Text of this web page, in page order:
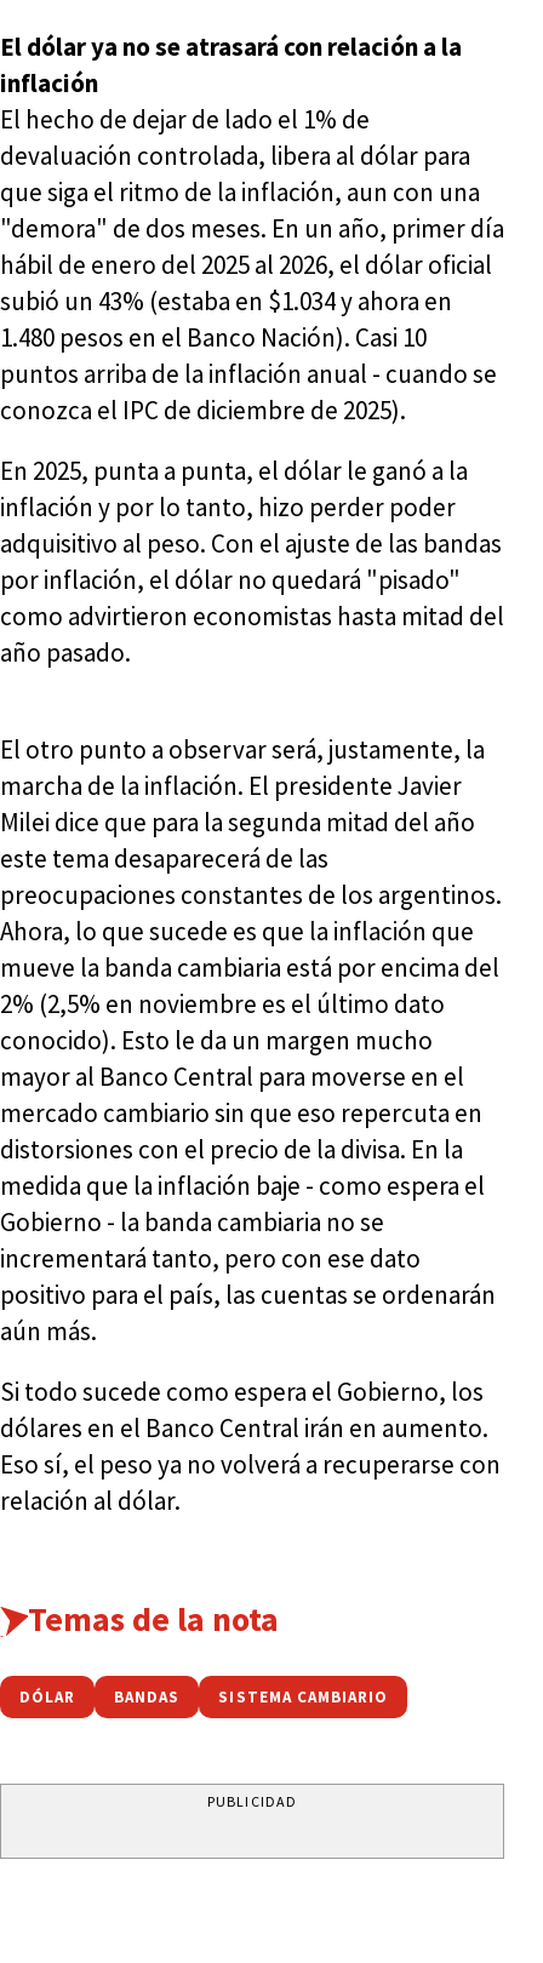
El dólar ya no se atrasará con relación a la
inflación
El hecho de dejar de lado el 1% de
devaluación controlada, libera al dólar para
que siga el ritmo de la inflación, aun con una
"demora" de dos meses. En un año, primer día
hábil de enero del 2025 al 2026, el dólar oficial
subió un 43% (estaba en $1.034 y ahora en
1.480 pesos en el Banco Nación). Casi 10
puntos arriba de la inflación anual - cuando se
conozca el IPC de diciembre de 2025).
En 2025, punta a punta, el dólar le ganó a la
inflación y por lo tanto, hizo perder poder
adquisitivo al peso. Con el ajuste de las bandas
por inflación, el dólar no quedará "pisado"
como advirtieron economistas hasta mitad del
año pasado.
El otro punto a observar será, justamente, la
marcha de la inflación. El presidente Javier
Milei dice que para la segunda mitad del año
este tema desaparecerá de las
preocupaciones constantes de los argentinos.
Ahora, lo que sucede es que la inflación que
mueve la banda cambiaria está por encima del
2% (2,5% en noviembre es el último dato
conocido). Esto le da un margen mucho
mayor al Banco Central para moverse en el
mercado cambiario sin que eso repercuta en
distorsiones con el precio de la divisa. En la
medida que la inflación baje - como espera el
Gobierno - la banda cambiaria no se
incrementará tanto, pero con ese dato
positivo para el país, las cuentas se ordenarán
aún más.
Si todo sucede como espera el Gobierno, los
dólares en el Banco Central irán en aumento.
Eso sí, el peso ya no volverá a recuperarse con
relación al dólar.
Temas de la nota
DÓLAR BANDAS SISTEMA CAMBIARIO
PUBLICIDAD